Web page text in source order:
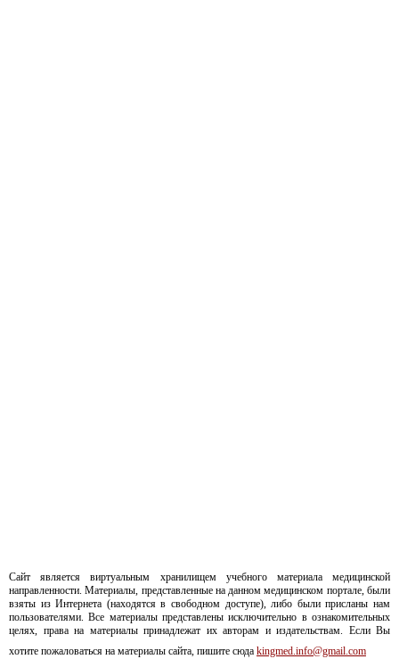
Сайт является виртуальным хранилищем учебного материала медицинской
направленности. Материалы, представленные на данном медицинском портале, были
взяты из Интернета (находятся в свободном доступе), либо были присланы нам
пользователями. Все материалы представлены исключительно в ознакомительных
целях, права на материалы принадлежат их авторам и издательствам. Если Вы
хотите пожаловаться на материалы сайта, пишите сюда kingmed.info@gmail.com